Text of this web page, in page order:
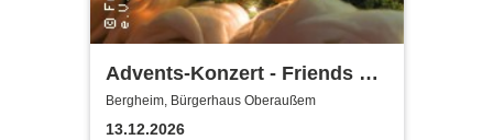
Advents-Konzert - Friends of
Music Oberaussem
Bergheim, Bürgerhaus Oberaußem
13.12.2026